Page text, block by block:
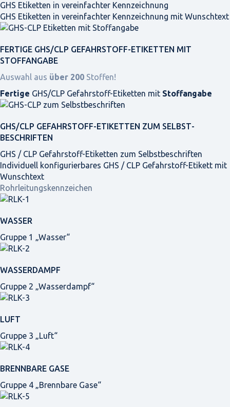
GHS Etiketten in vereinfachter Kennzeichnung
GHS Etiketten in vereinfachter Kennzeichnung mit Wunschtext
FERTIGE GHS/CLP GEFAHRSTOFF-ETIKETTEN MIT
STOFFANGABE
Auswahl aus über 200 Stoffen!
Fertige GHS/CLP Gefahrstoff-Etiketten mit Stoffangabe
GHS/CLP GEFAHRSTOFF-ETIKETTEN ZUM SELBST­
BESCHRIFTEN
GHS / CLP Gefahrstoff-Etiketten zum Selbstbeschriften
Individuell konfigurierbares GHS / CLP Gefahrstoff-Etikett mit
Wunschtext
Rohrleitungskennzeichen
WASSER
Gruppe 1 „Wasser“
WASSERDAMPF
Gruppe 2 „Wasserdampf“
LUFT
Gruppe 3 „Luft“
BRENNBARE GASE
Gruppe 4 „Brennbare Gase“